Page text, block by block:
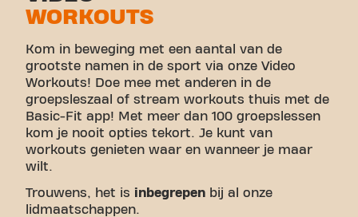
WORKOUTS
Kom in beweging met een aantal van de
grootste namen in de sport via onze Video
Workouts! Doe mee met anderen in de
groepsleszaal of stream workouts thuis met de
Basic-Fit app! Met meer dan 100 groepslessen
kom je nooit opties tekort. Je kunt van
workouts genieten waar en wanneer je maar
wilt.
Trouwens, het is inbegrepen bij al onze
lidmaatschappen.